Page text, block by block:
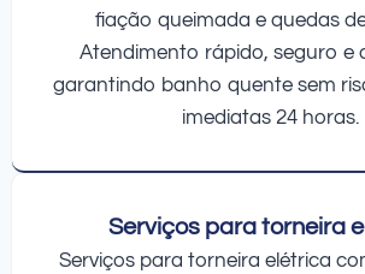
fiação queimada e quedas
Atendimento rápido, seguro e
garantindo banho quente sem
imediatas 24 horas.
Serviços para torneira
Serviços para torneira elétrica